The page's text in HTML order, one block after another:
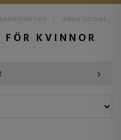
DAMKOSMETIKA > ANSIKTSKOSMETIKA
KVINNOR